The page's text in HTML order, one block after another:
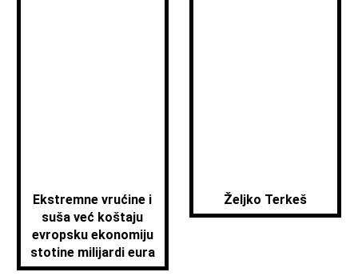
Ekstremne vrućine i
suša već koštaju
evropsku ekonomiju
stotine milijardi eura
Željko Terkeš